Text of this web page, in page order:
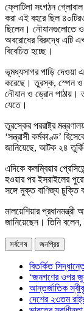
ফ্লোটিলা সংগঠন
করা এই বহরে ছিল
ছিলেন। নৌযানগুলোতে
অবরোধের বিরুদ্ধে এটি
বিবেচিত হচ্ছে।
ভূমধ্যসাগর পাড়ি দেওয়া
করেছে। তুরস্ক, স্পেন ও
নৌযান ও ড্রোন পাঠায়।
যেতে।
তুরস্কের পররাষ্ট্র
‘সন্ত্রাসী কর্মকাণ্ড’
জানিয়েছে, আটক ২৪
এদিকে কলম্বিয়ার
হওয়ার পর ইসরাইলের
সঙ্গে মুক্ত বাণিজ্য চুক্তি
মালয়েশিয়ার প্রধানমন্ত্রী
জানিয়েছেন। তিনি
সর্বশেষ জনপ্রিয়
বিতর্কিত
‘জনগণের ওপর
আন্তর্জাতিক
দেশের ২৩তম